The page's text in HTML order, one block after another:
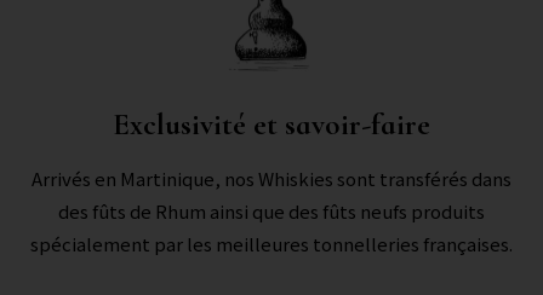
Exclusivité et savoir-faire
Arrivés en Martinique, nos Whiskies sont transférés dans
des fûts de Rhum ainsi que des fûts neufs produits
spécialement par les meilleures tonnelleries françaises.